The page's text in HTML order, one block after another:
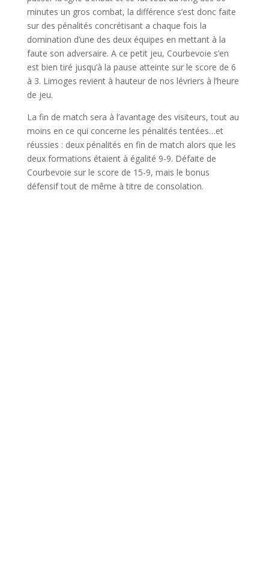
minutes un gros combat, la différence s’est donc faite
sur des pénalités concrétisant a chaque fois la
domination d’une des deux équipes en mettant à la
faute son adversaire. A ce petit jeu, Courbevoie s’en
est bien tiré jusqu’à la pause atteinte sur le score de 6
à 3. Limoges revient à hauteur de nos lévriers à l’heure
de jeu.
La fin de match sera à l’avantage des visiteurs, tout au
moins en ce qui concerne les pénalités tentées…et
réussies : deux pénalités en fin de match alors que les
deux formations étaient à égalité 9-9. Défaite de
Courbevoie sur le score de 15-9, mais le bonus
défensif tout de même à titre de consolation.